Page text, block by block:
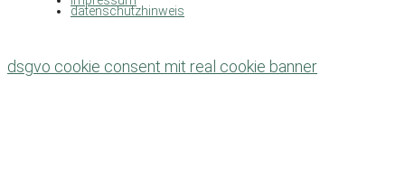
datenschutzhinweis
dsgvo cookie consent mit real cookie banner